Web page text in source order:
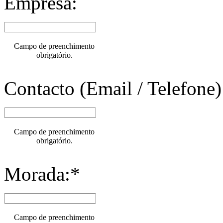
Campo de preenchimento
obrigatório.
Contacto (Email /
Campo de preenchimento
obrigatório.
Morada:*
Campo de preenchimento